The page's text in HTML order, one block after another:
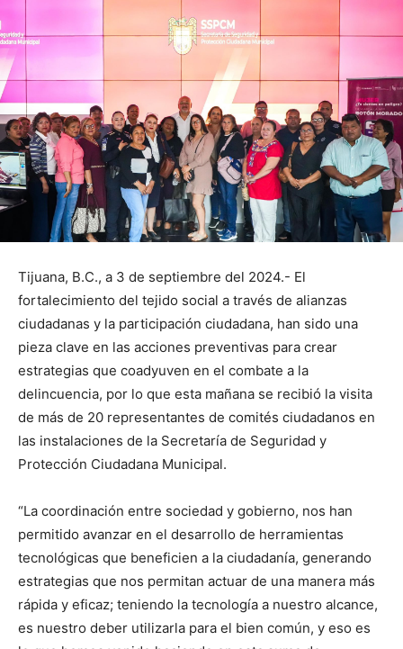
Tijuana, B.C., a 3 de septiembre del 2024.- El
fortalecimiento del tejido social a través de alianzas
ciudadanas y la participación ciudadana, han sido una
pieza clave en las acciones preventivas para crear
estrategias que coadyuven en el combate a la
delincuencia, por lo que esta mañana se recibió la visita
de más de 20 representantes de comités ciudadanos en
las instalaciones de la Secretaría de Seguridad y
Protección Ciudadana Municipal.
“La coordinación entre sociedad y gobierno, nos han
permitido avanzar en el desarrollo de herramientas
tecnológicas que beneficien a la ciudadanía, generando
estrategias que nos permitan actuar de una manera más
rápida y eficaz; teniendo la tecnología a nuestro alcance,
es nuestro deber utilizarla para el bien común, y eso es